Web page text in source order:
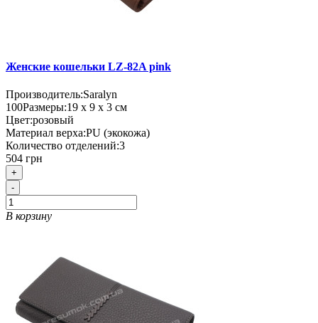
Женские кошельки LZ-82A pink
Производитель:Saralyn
100Размеры:19 х 9 х 3 см
Цвет:розовый
Материал верха:PU (экокожа)
Количество отделений:3
504 грн
+
-
В корзину